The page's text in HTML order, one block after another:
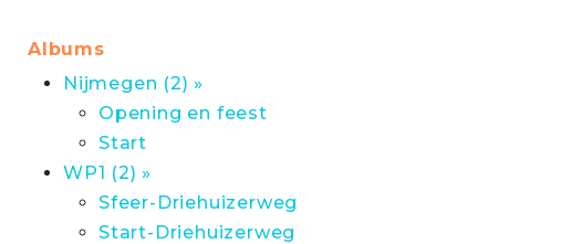
Albums
Nijmegen (2) »
Opening en feest
Start
WP1 (2) »
Sfeer-Driehuizerweg
Start-Driehuizerweg